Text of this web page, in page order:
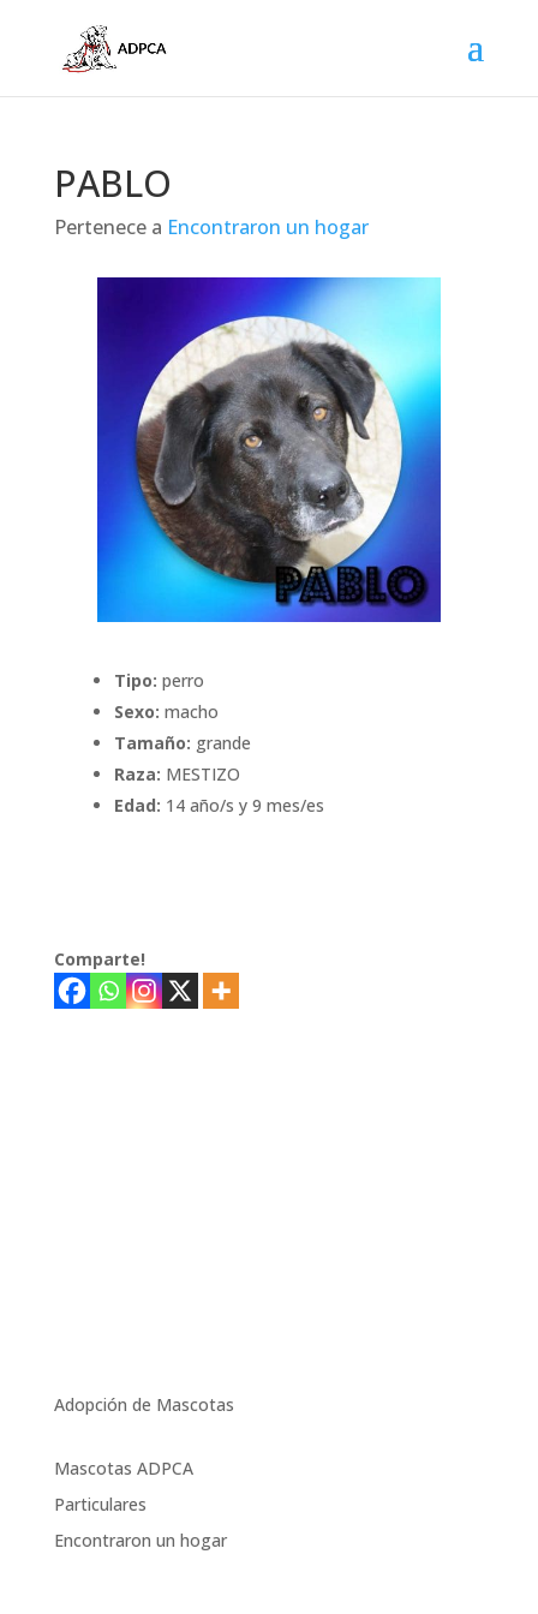
PABLO
Pertenece a Encontraron un hogar
Tipo: perro
Sexo: macho
Tamaño: grande
Raza: MESTIZO
Edad: 14 año/s y 9 mes/es
Comparte!
Adopción de Mascotas
Mascotas ADPCA
Particulares
Encontraron un hogar